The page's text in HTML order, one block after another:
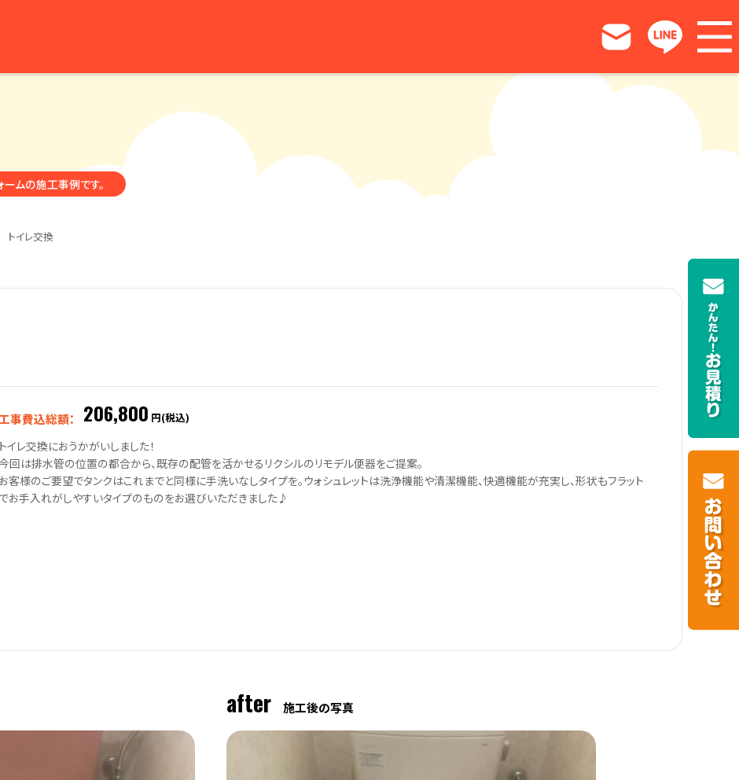
ームの施工事例です。
イレ交換
事費込総額： 206,800 円(税込)
トイレ交換におうかがいしました！
今回は排水管の位置の都合から、既存の配管を活かせるリクシルのリモデル便器をご提案。
お客様のご要望でタンクはこれまでと同様に手洗いなしタイプを。ウォシュレットは洗浄機能や清潔機能、快適機能が充実し、形状もフラット
でお手入れがしやすいタイプのものをお選びいただきました♪
after 施工後の写真